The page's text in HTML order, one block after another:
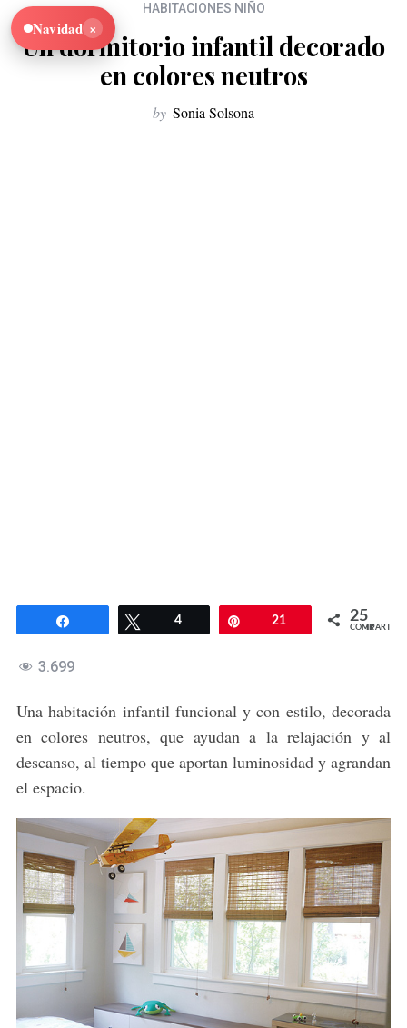
HABITACIONES NIÑO
Un dormitorio infantil decorado
en colores neutros
by Sonia Solsona
Compartir Twittear
4 21 25
COMPARTIR
3.699
Una habitación infantil funcional y con estilo, decorada
en colores neutros, que ayudan a la relajación y al
descanso, al tiempo que aportan luminosidad y agrandan
el espacio.
Navidad ×